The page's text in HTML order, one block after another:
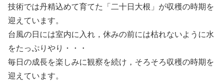
技術では丹精込めて育てた「二十日大根」が収穫の時期を
迎えています。
台風の日には室内に入れ，休みの前には枯れないように水
をたっぷりやり・・・
毎日の成長を楽しみに観察を続け，そろそろ収穫の時期を
迎えています。